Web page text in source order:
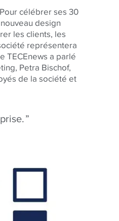
célébrer ses 30
design
les clients, les
représentera
TECEnews a parlé
Petra Bischof,
de la société et